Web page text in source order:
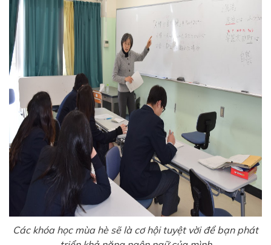
Các khóa học mùa hè sẽ là cơ hội tuyệt vời để bạn phát